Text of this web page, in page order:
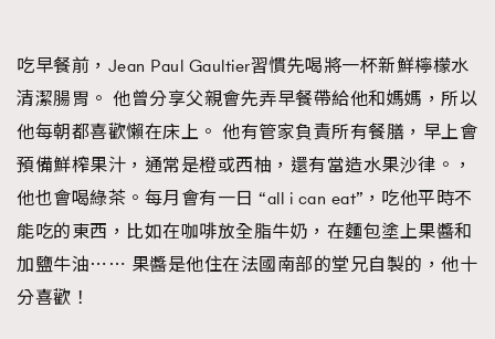
吃早餐前，Jean Paul Gaultier習慣先喝將一杯新鮮檸檬水
清潔腸胃。 他曾分享父親會先弄早餐帶給他和媽媽，所以
他每朝都喜歡懶在床上。 他有管家負責所有餐膳，早上會
預備鮮榨果汁，通常是橙或西柚，還有當造水果沙律。，
他也會喝綠茶。每月會有一日 “all i can eat”，吃他平時不
能吃的東西，比如在咖啡放全脂牛奶，在麵包塗上果醬和
加鹽牛油⋯⋯ 果醬是他住在法國南部的堂兄自製的，他十
分喜歡！